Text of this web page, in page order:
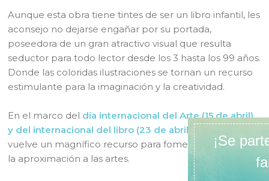
Aunque esta obra tiene tintes de ser un libro infantil, les
aconsejo no dejarse engañar por su portada,
poseedora de un gran atractivo visual que resulta
seductor para todo lector desde los 3 hasta los 99 años.
Donde las coloridas ilustraciones se tornan un recurso
estimulante para la imaginación y la creatividad.
En el marco del día internacional del Arte (15 de abril)
y del internacional del libro (23 de abril),
vuelve un magnífico recurso para fomentar la lectura y
la aproximación a las artes.